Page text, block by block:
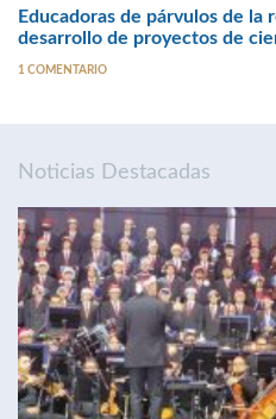
Educadoras de párvulos de la
desarrollo de proyectos de
1 COMENTARIO
Noticias Destacadas